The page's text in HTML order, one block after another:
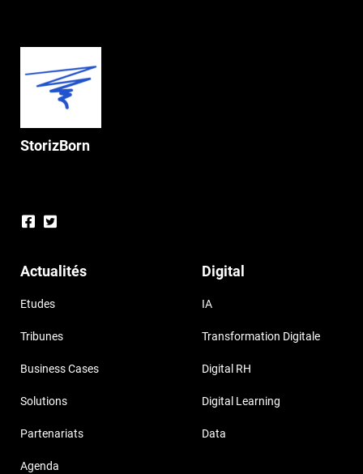
StorizBorn
Actualités
Etudes
Tribunes
Business Cases
Solutions
Partenariats
Agenda
Digital
IA
Transformation Digitale
Digital RH
Digital Learning
Data